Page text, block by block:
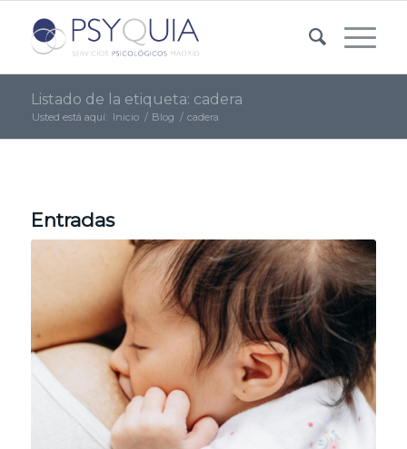
Listado de la etiqueta: cadera
Usted está aquí: Inicio / Blog / cadera
Entradas